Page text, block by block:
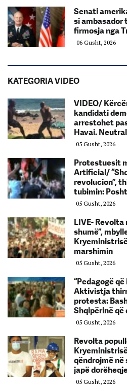
Senati
si ambasador
firmosja nga
06 Gusht, 2026
KATEGORIA VIDEO
VIDEO/
kandidati
arrestohet
Havai.
05 Gusht, 2026
Protestuesit
Artificial/
revolucion”,
tubimin:
05 Gusht, 2026
LIVE- Revolta
shumë”,
marshimin
05 Gusht, 2026
“Pedagogë
Aktivistja
protesta:
Shqipërinë që
05 Gusht, 2026
Revolta
qëndrojmë në
japë
05 Gusht, 2026